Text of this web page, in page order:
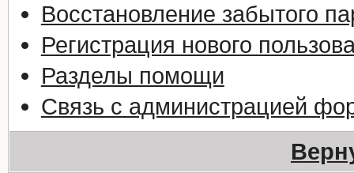
Восстановление забытого
Регистрация нового
Разделы помощи
Связь с администрацией